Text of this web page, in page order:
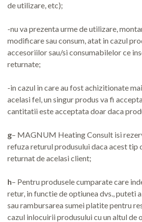
de utilizare, etc);
-nu va prezenta urme de utilizare,
modificare sau consum, atat in cazul
accesoriilor sau/si consumabilelor ce
returnate;
-in cazul in care au fost achizitionate
acelasi fel, un singur produs va fi
cantitatii este acceptata doar daca
g– MAGNUM Heating Consult isi
refuza returul produsului daca acest tip
returnat de acelasi client;
h– Pentru produsele cumparate care
retur, in functie de optiunea dvs., puteti
sau rambursarea sumei platite pentru
cazul inlocuirii produsului cu un altul de